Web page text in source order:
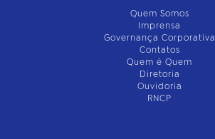
Quem Somos
Imprensa
Governança Corporativa
Contatos
Quem é Quem
Diretoria
Ouvidoria
RNCP